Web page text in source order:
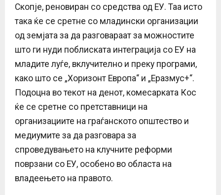
Скопје, реновиран со средства од ЕУ. Таа исто
така ќе се сретне со младински организации
од земјата за да разговараат за можностите
што ги нуди поблиската интеграција со ЕУ на
младите луѓе, вклучително и преку програми,
како што се „Хоризонт Европа“ и „Еразмус+“.
Подоцна во текот на денот, комесарката Кос
ќе се сретне со претставници на
организациите на граѓанското општество и
медиумите за да разговара за
спроведувањето на клучните реформи
поврзани со ЕУ, особено во областа на
владеењето на правото.